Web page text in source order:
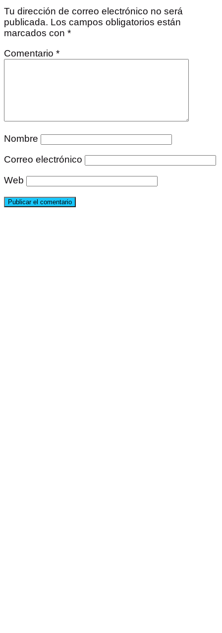
Tu dirección de correo electrónico no será
publicada. Los campos obligatorios están
marcados con *
Comentario *
Nombre
Correo electrónico
Web